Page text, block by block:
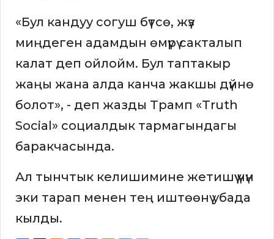
«Бул кандуу согуш бүтсө, жүз
миңдеген адамдын өмүрү сакталып
калат деп ойлойм. Бул таптакыр
жаңы жана алда канча жакшы дүйнө
болот», - деп жазды Трамп «Truth
Social» социалдык тармагындагы
баракчасында.
Ал тынчтык келишимине жетишүү үчүн
эки тарап менен тең иштөөнү убада
кылды.